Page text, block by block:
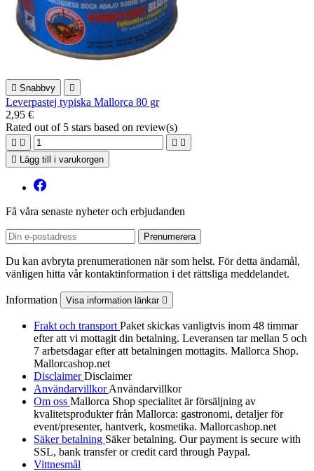
 Snabbvy 
Leverpastej typiska Mallorca 80 gr
2,95 €
Rated out of 5 stars based on review(s)
   
 Lägg till i varukorgen
Få våra senaste nyheter och erbjudanden
Du kan avbryta prenumerationen när som helst. För detta ändamål,
vänligen hitta vår kontaktinformation i det rättsliga meddelandet.
Information Visa information länkar 
Frakt och transport Paket skickas vanligtvis inom 48 timmar
efter att vi mottagit din betalning. Leveransen tar mellan 5 och
7 arbetsdagar efter att betalningen mottagits. Mallorca Shop.
Mallorcashop.net
DisclaimerDisclaimer
AnvändarvillkorAnvändarvillkor
Om oss Mallorca Shop specialitet är försäljning av
kvalitetsprodukter från Mallorca: gastronomi, detaljer för
event/presenter, hantverk, kosmetika. Mallorcashop.net
Säker betalning Säker betalning. Our payment is secure with
SSL, bank transfer or credit card through Paypal.
Vittnesmål